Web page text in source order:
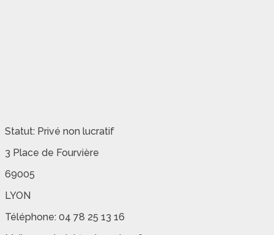
Statut: Privé non lucratif
3 Place de Fourvière
69005
LYON
Téléphone: 04 78 25 13 16